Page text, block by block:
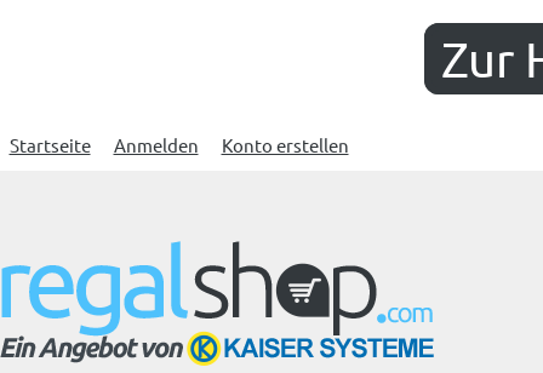
Zur
Startseite Anmelden Konto erstellen